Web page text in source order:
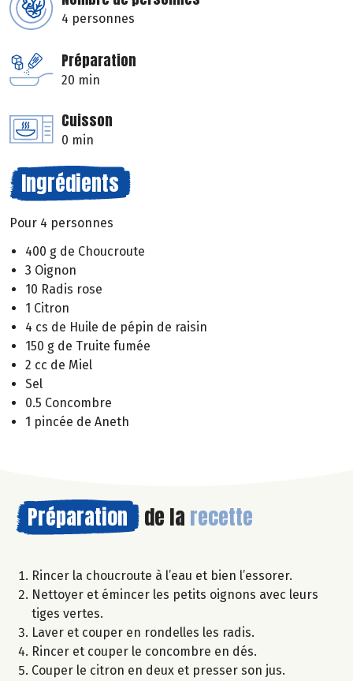
4 personnes
Préparation
20 min
Cuisson
0 min
Ingrédients
Pour 4 personnes
400 g de Choucroute
3 Oignon
10 Radis rose
1 Citron
4 cs de Huile de pépin de raisin
150 g de Truite fumée
2 cc de Miel
Sel
0.5 Concombre
1 pincée de Aneth
Préparation de la recette
Rincer la choucroute à l’eau et bien l’essorer.
Nettoyer et émincer les petits oignons avec leurs
tiges vertes.
Laver et couper en rondelles les radis.
Rincer et couper le concombre en dés.
Couper le citron en deux et presser son jus.